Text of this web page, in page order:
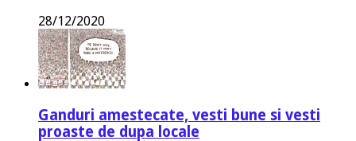
28/12/2020
Ganduri amestecate, vesti bune si vesti
proaste de dupa locale